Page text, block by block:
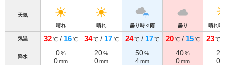
天気
晴れ
晴れ 曇り時々雨 曇り 晴れ時
気温 32℃/ 16℃ 34℃/ 17℃ 24℃/ 17℃ 20℃/ 15℃ 23℃
降水 0%
0mm
20%
0mm
50%
4mm
40%
0mm
20
0